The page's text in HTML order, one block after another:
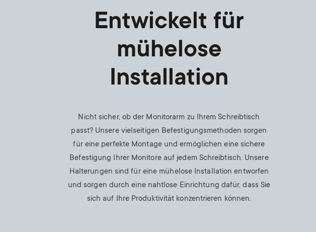
Entwickelt für
mühelose
Installation
Nicht sicher, ob der Monitorarm zu Ihrem Schreibtisch
passt? Unsere vielseitigen Befestigungsmethoden sorgen
für eine perfekte Montage und ermöglichen eine sichere
Befestigung Ihrer Monitore auf jedem Schreibtisch. Unsere
Halterungen sind für eine mühelose Installation entworfen
und sorgen durch eine nahtlose Einrichtung dafür, dass Sie
sich auf Ihre Produktivität konzentrieren können.